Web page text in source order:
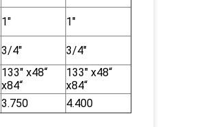
1" 1"
3/4" 3/4"
133" x48“
x84“
133" x48“
x84“
3.750
4.400